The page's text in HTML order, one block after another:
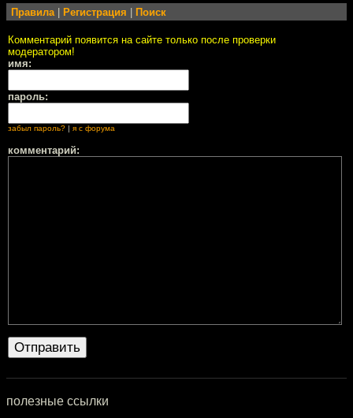
Правила| Регистрация Поиск
Комментарий появится на сайте только после проверки
модератором!
имя:
пароль:
забыл пароль? я с форума
комментарий:
полезные ссылки